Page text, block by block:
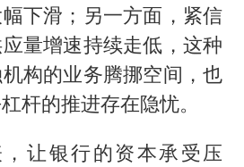
下滑；另一方面，紧信
量增速持续走低，这种
构的业务腾挪空间，也
杆的推进存在隐忧。
让银行的资本承受压